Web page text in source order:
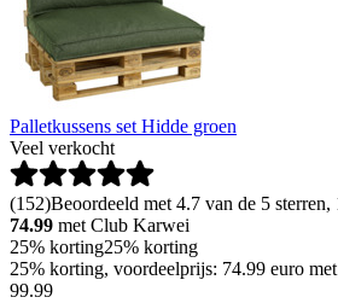
Palletkussens set Hidde groen
Veel verkocht
(152)Beoordeeld met 4.7 van de 5
74.99 met Club Karwei
25% korting25% korting
25% korting, voordeelprijs: 74.99 euro
99.99